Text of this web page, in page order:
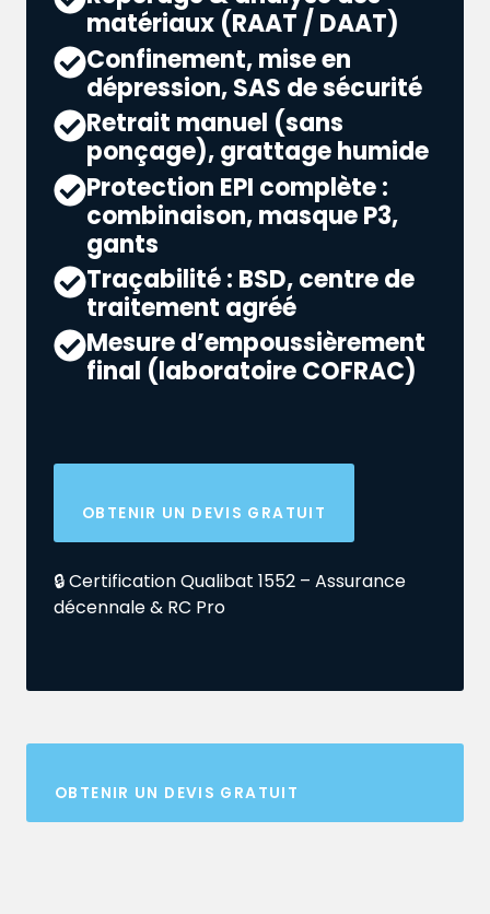
matériaux (RAAT / DAAT)
Confinement, mise en
dépression, SAS de sécurité
Retrait manuel (sans
ponçage), grattage humide
Protection EPI complète :
combinaison, masque P3,
gants
Traçabilité : BSD, centre de
traitement agréé
Mesure d’empoussièrement
final (laboratoire COFRAC)
OBTENIR UN DEVIS GRATUIT
🔒 Certification Qualibat 1552 – Assurance
décennale & RC Pro
OBTENIR UN DEVIS GRATUIT